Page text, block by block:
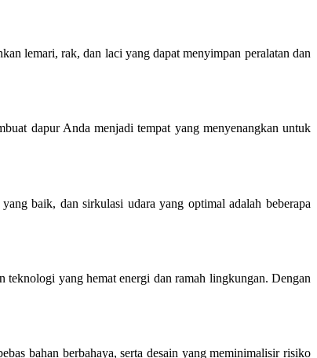
lemari, rak, dan laci yang dapat menyimpan peralatan dan
dapur Anda menjadi tempat yang menyenangkan untuk
baik, dan sirkulasi udara yang optimal adalah beberapa
teknologi yang hemat energi dan ramah lingkungan. Dengan
bahan berbahaya, serta desain yang meminimalisir risiko